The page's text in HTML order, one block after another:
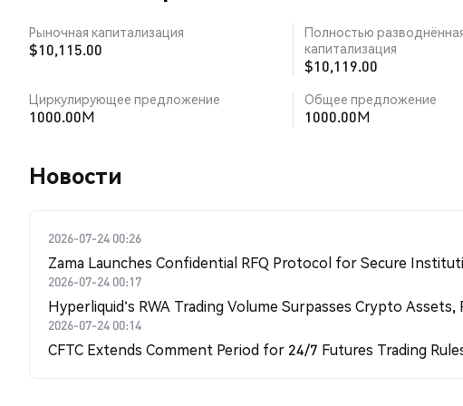
Рыночная капитализация
$10,115.00
Полностью
капитализация
$10,119.00
Циркулирующее предложение
1000.00M
Общее предложение
1000.00M
Новости
2026-07-24 00:26
Zama Launches Confidential RFQ Protocol for Secure
2026-07-24 00:17
Hyperliquid's RWA Trading Volume Surpasses Crypto Assets,
2026-07-24 00:14
CFTC Extends Comment Period for 24/7 Futures Trading